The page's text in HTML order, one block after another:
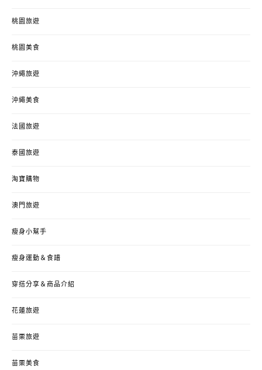
桃園旅遊
桃園美食
沖繩旅遊
沖繩美食
法國旅遊
泰國旅遊
淘寶購物
澳門旅遊
瘦身小幫手
瘦身運動＆食譜
穿搭分享＆商品介紹
花蓮旅遊
苗栗旅遊
苗栗美食